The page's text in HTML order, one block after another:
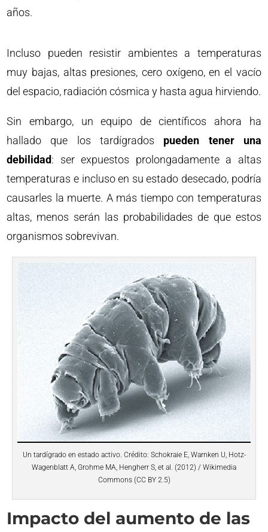
años.
Incluso pueden resistir ambientes a temperaturas
muy bajas, altas presiones, cero oxígeno, en el vacío
del espacio, radiación cósmica y hasta agua hirviendo.
Sin embargo, un equipo de científicos ahora ha
hallado que los tardígrados pueden tener una
debilidad: ser expuestos prolongadamente a altas
temperaturas e incluso en su estado desecado, podría
causarles la muerte. A más tiempo con temperaturas
altas, menos serán las probabilidades de que estos
organismos sobrevivan.
Un tardígrado en estado activo. Crédito: Schokraie E, Warnken U, Hotz-
Wagenblatt A, Grohme MA, Hengherr S, et al. (2012) / Wikimedia
Commons (CC BY 2.5)
Impacto del aumento de las